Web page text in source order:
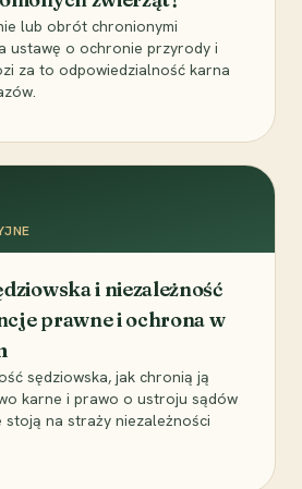
lub obrót chronionymi
ustawę o ochronie przyrody i
za to odpowiedzialność karna
i niezależność
prawne i ochrona w
sędziowska, jak chronią ją
karne i prawo o ustroju sądów
na straży niezależności